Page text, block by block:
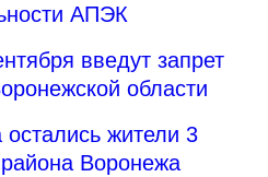
АПЭК
введут запрет
области
жители 3
Воронежа